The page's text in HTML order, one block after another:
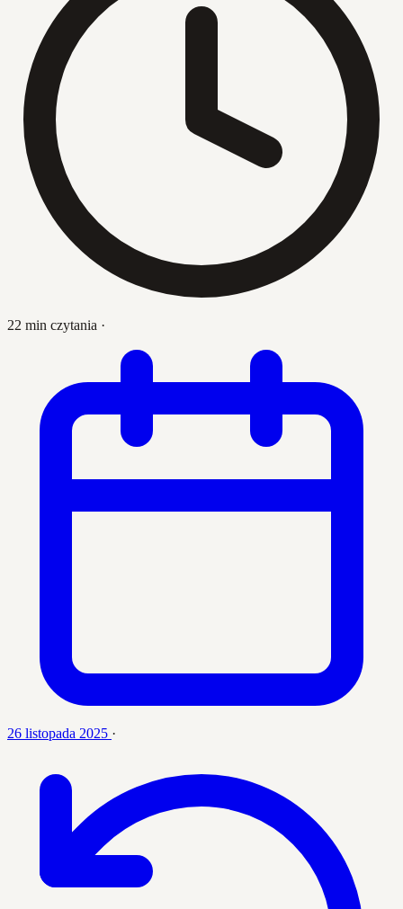
22 min czytania ·
26 listopada 2025 ·